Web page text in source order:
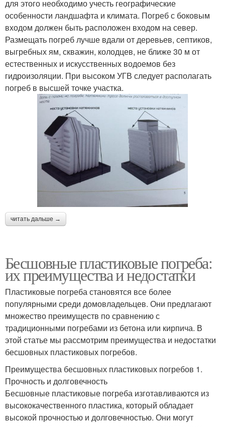
для этого необходимо учесть географические
особенности ландшафта и климата. Погреб с боковым
входом должен быть расположен входом на север.
Размещать погреб лучше вдали от деревьев, септиков,
выгребных ям, скважин, колодцев, не ближе 30 м от
естественных и искусственных водоемов без
гидроизоляции. При высоком УГВ следует располагать
погреб в высшей точке участка.
читать дальше →
Бесшовные пластиковые погреба:
их преимущества и недостатки
Пластиковые погреба становятся все более
популярными среди домовладельцев. Они предлагают
множество преимуществ по сравнению с
традиционными погребами из бетона или кирпича. В
этой статье мы рассмотрим преимущества и недостатки
бесшовных пластиковых погребов.
Преимущества бесшовных пластиковых погребов 1.
Прочность и долговечность
Бесшовные пластиковые погреба изготавливаются из
высококачественного пластика, который обладает
высокой прочностью и долговечностью. Они могут